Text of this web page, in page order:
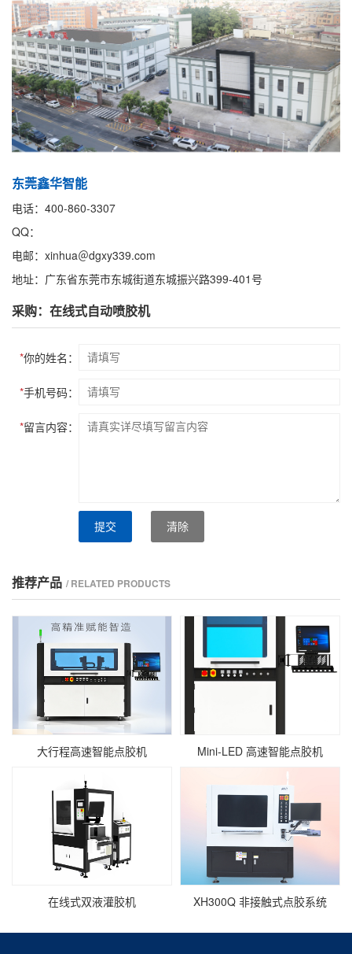
东莞鑫华智能
电话：400-860-3307
QQ：
电邮：xinhua＠dgxy339.com
地址：广东省东莞市东城街道东城振兴路399-401号
采购：在线式自动喷胶机
*你的姓名：
*手机号码：
*留言内容：
提交 清除
推荐产品 / RELATED PRODUCTS
大行程高速智能点胶机 Mini‑LED 高速智能点胶机
在线式双液灌胶机 XH300Q 非接触式点胶系统